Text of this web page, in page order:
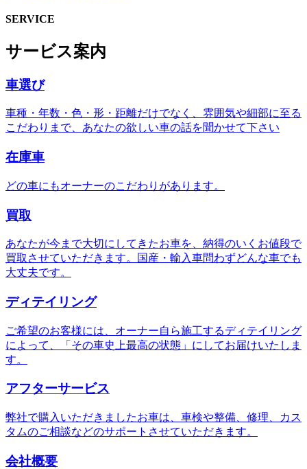
SERVICE
サービス案内
車選び
車種・年数・色・形・距離だけでなく、雰囲気や細部に至る
こだわりまで、あなたの欲しい車の話を聞かせて下さい
在庫車
どの車にもオーナーのこだわりがあります。
買取
あなたが今まで大切にしてきたお車を、納得のいくお値段で
買取させていただきます。国産・輸入車問わずどんな車でも
大丈夫です。
ディテイリング
ご希望のお客様には、オーナー自ら施工するディテイリング
によって、「その車史上最高の状態」にしてお届けいたしま
す。
アフターサービス
弊社で購入いただきましたお車は、車検や整備、修理、カス
タムのご相談などのサポートさせていただきます。
会社概要